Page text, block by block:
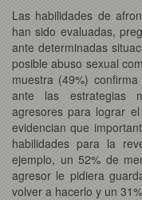
Las habilidades de
han sido evaluadas,
ante determinadas
posible abuso sexual
muestra (49%)
ante las estrategias
agresores para lograr
evidencian que
habilidades para la
ejemplo, un 52% de
agresor le pidiera
volver a hacerlo y un